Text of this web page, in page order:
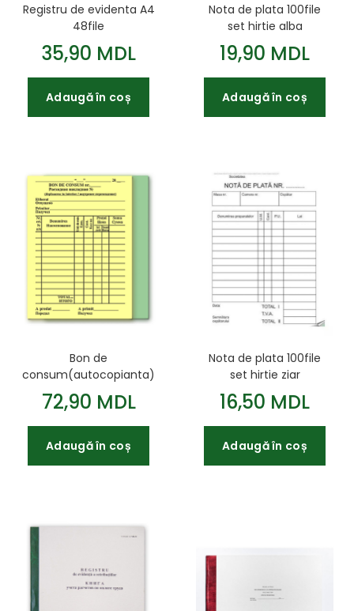
Registru de evidenta A4
48file
35,90 MDL
Adaugă în coș
Nota de plata 100file
set hirtie alba
19,90 MDL
Adaugă în coș
Bon de
consum(autocopianta)
100 buc
72,90 MDL
Adaugă în coș
Nota de plata 100file
set hirtie ziar
16,50 MDL
Adaugă în coș